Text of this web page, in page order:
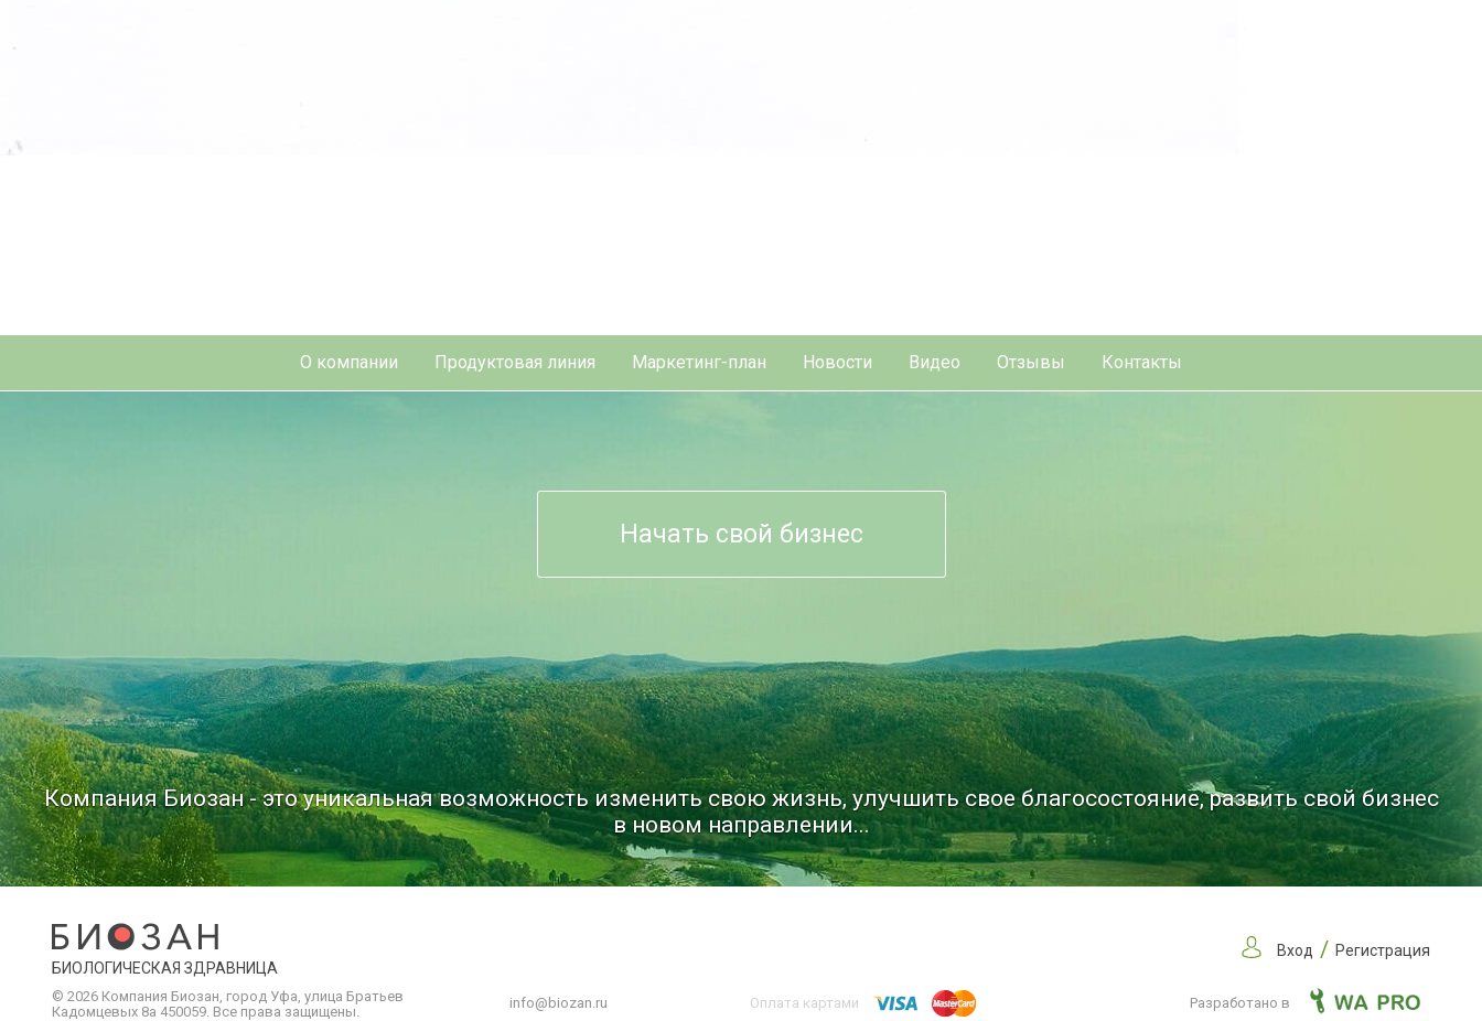
О компании Продуктовая линия Маркетинг-план Новости Видео Отзывы Контакты
Начать свой бизнес
Компания Биозан - это уникальная возможность изменить свою жизнь, улучшить свое благосостояние, развить свой бизнес
в новом направлении...
БИОЛОГИЧЕСКАЯ ЗДРАВНИЦА
Вход / Регистрация
© 2026 Компания Биозан, город Уфа, улица Братьев
Кадомцевых 8а 450059. Все права защищены.
info@biozan.ru Оплата картами Разработано в